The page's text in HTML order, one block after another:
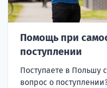
Помощь при
поступлении
Поступаете в Польшу
вопрос о